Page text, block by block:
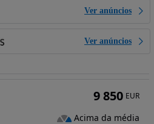
Ver anúncios
Ver anúncios
9 850 EUR
Acima da média